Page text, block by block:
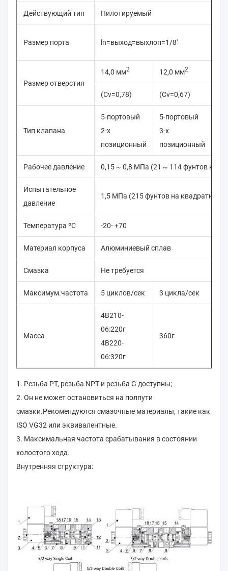
Действующий тип Пилотируемый
Размер порта ln=выход=выхлоп=1/8'
Размер отверстия
14,0 мм2 12,0 мм2
(Cv=0,78) (Cv=0,67)
Тип клапана
5-портовый
2-х
позиционный
5-портовый
3-х
позиционный
Рабочее давление 0,15 ~ 0,8 МПа (21 ~ 114 фунтов на
Испытательное
давление
1,5 МПа (215 фунтов на квадратный
Температура ºC -20- +70
Материал корпуса Алюминиевый сплав
Смазка Не требуется
Максимум.частота 5 циклов/сек 3 цикла/сек
Масса
4В210-
06:220г
4В220-
06:320г
360г
1. Резьба PT, резьба NPT и резьба G доступны;
2. Он не может остановиться на полпути
смазки.Рекомендуются смазочные материалы, такие как
ISO VG32 или эквивалентные.
3. Максимальная частота срабатывания в состоянии
холостого хода.
Внутренняя структура: